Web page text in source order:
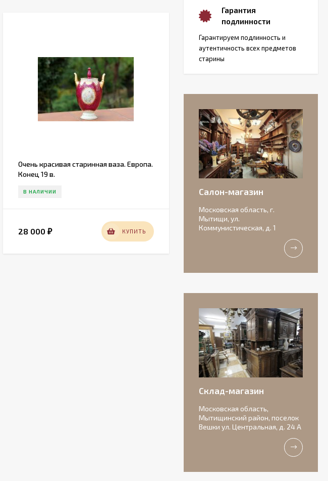
Очень красивая старинная ваза. Европа.
Конец 19 в.
В НАЛИЧИИ
28 000 ₽ КУПИТЬ
Винтажная деревянная газетница из
Голландии
В НАЛИЧИИ
22 000₽
Гарантия
подлинности
Гарантируем подлинность и
аутентичность всех предметов
старины
Салон-магазин
Московская область, г.
Мытищи, ул.
Коммунистическая, д. 1
Склад-магазин
Московская область,
Мытищинский район, поселок
Вешки ул. Центральная, д. 24 А
Антикварная
бисквитная
композиция с
156 000
Очаровательные
Идеальное состояние.